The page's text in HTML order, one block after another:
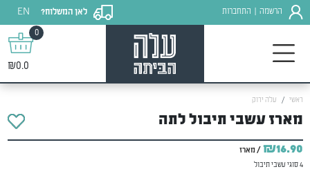
הרשמה התחברות לאן המשלוח?
EN
0
₪0.0
ראשי עלה ירוק
מארז עשבי תיבול לתה
₪16.90 / מארז
4 סוגי עשבי תיבול